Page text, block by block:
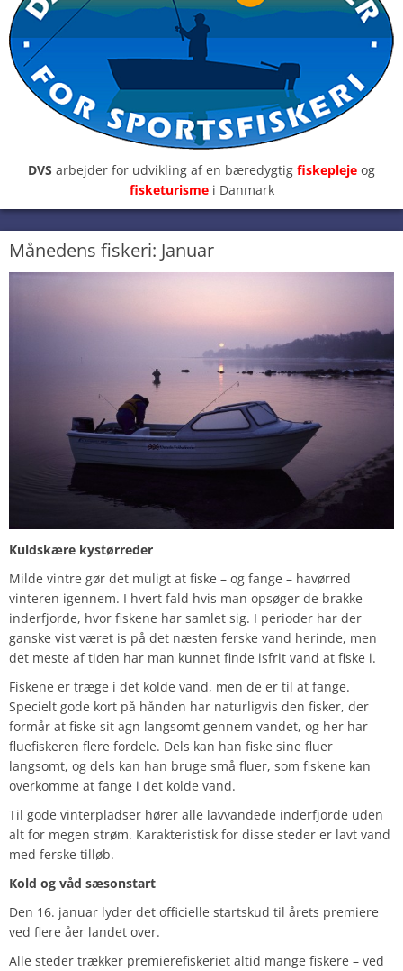
DVS arbejder for udvikling af en bæredygtig fiskepleje og
fisketurisme i Danmark
Månedens fiskeri: Januar
Kuldskære kystørreder
Milde vintre gør det muligt at fiske – og fange – havørred
vinteren igennem. I hvert fald hvis man opsøger de brakke
inderfjorde, hvor fiskene har samlet sig. I perioder har der
ganske vist været is på det næsten ferske vand herinde, men
det meste af tiden har man kunnet finde isfrit vand at fiske i.
Fiskene er træge i det kolde vand, men de er til at fange.
Specielt gode kort på hånden har naturligvis den fisker, der
formår at fiske sit agn langsomt gennem vandet, og her har
fluefiskeren flere fordele. Dels kan han fiske sine fluer
langsomt, og dels kan han bruge små fluer, som fiskene kan
overkomme at fange i det kolde vand.
Til gode vinterpladser hører alle lavvandede inderfjorde uden
alt for megen strøm. Karakteristisk for disse steder er lavt vand
med ferske tilløb.
Kold og våd sæsonstart
Den 16. januar lyder det officielle startskud til årets premiere
ved flere åer landet over.
Alle steder trækker premierefiskeriet altid mange fiskere – ved